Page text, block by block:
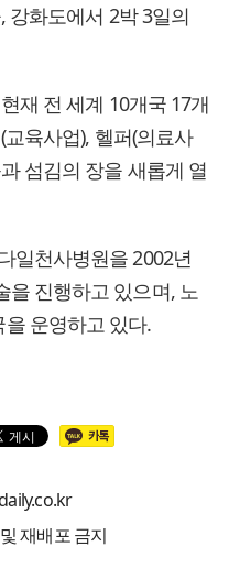
강화도에서 2박 3일의
재 전 세계 10개국 17개
육사업), 헬퍼(의료사
섬김의 장을 새롭게 열
일천사병원을 2002년
을 진행하고 있으며, 노
운영하고 있다.
재배포 금지